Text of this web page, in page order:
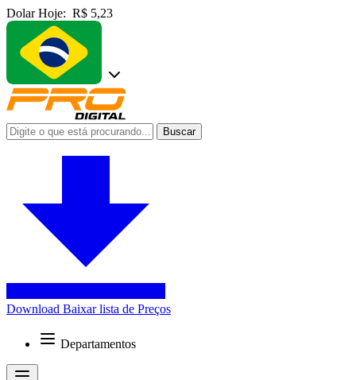
Dolar Hoje: R$ 5,23
Buscar
Download Baixar lista de Preços
Departamentos